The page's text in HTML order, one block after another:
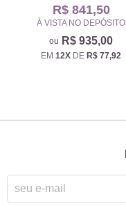
R$ 841,50
À VISTA NO DEPÓSITO
R$ 935,00
EM 12X DE R$ 77,92